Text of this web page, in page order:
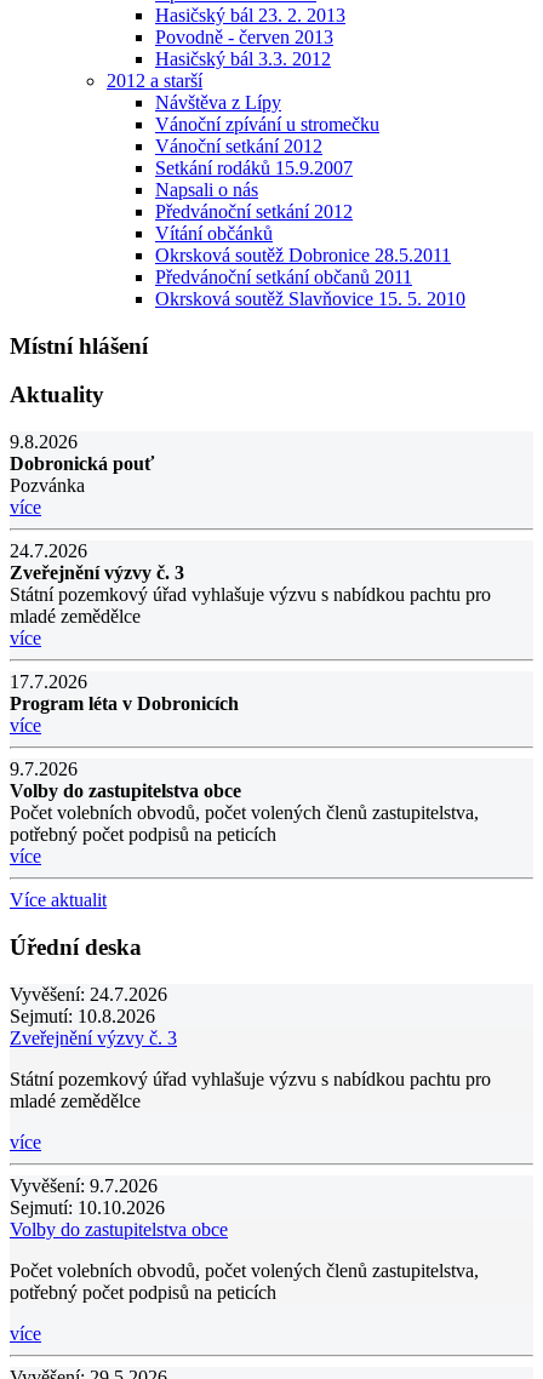
Hasičský bál 23. 2. 2013
Povodně - červen 2013
Hasičský bál 3.3. 2012
2012 a starší
Návštěva z Lípy
Vánoční zpívání u stromečku
Vánoční setkání 2012
Setkání rodáků 15.9.2007
Napsali o nás
Předvánoční setkání 2012
Vítání občánků
Okrsková soutěž Dobronice 28.5.2011
Předvánoční setkání občanů 2011
Okrsková soutěž Slavňovice 15. 5. 2010
Místní hlášení
Aktuality
9.8.2026
Dobronická pouť
Pozvánka
více
24.7.2026
Zveřejnění výzvy č. 3
Státní pozemkový úřad vyhlašuje výzvu s nabídkou pachtu pro
mladé zemědělce
více
17.7.2026
Program léta v Dobronicích
více
9.7.2026
Volby do zastupitelstva obce
Počet volebních obvodů, počet volených členů zastupitelstva,
potřebný počet podpisů na peticích
více
Více aktualit
Úřední deska
Vyvěšení: 24.7.2026
Sejmutí: 10.8.2026
Zveřejnění výzvy č. 3
Státní pozemkový úřad vyhlašuje výzvu s nabídkou pachtu pro
mladé zemědělce
více
Vyvěšení: 9.7.2026
Sejmutí: 10.10.2026
Volby do zastupitelstva obce
Počet volebních obvodů, počet volených členů zastupitelstva,
potřebný počet podpisů na peticích
více